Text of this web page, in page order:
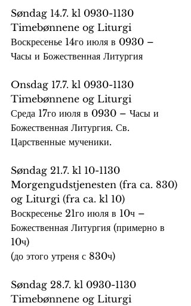
Søndag 14.7. kl 0930-1130
Timebønnene og Liturgi
Воскресенье 14го июля в 0930 –
Часы и Божественная Литургия
Onsdag 17.7. kl 0930-1130
Timebønnene og Liturgi
Среда 17го июля в 0930 – Часы и
Божественная Литургия. Св.
Царственные мученики.
Søndag 21.7. kl 10-1130
Morgengudstjenesten (fra ca. 830)
og Liturgi (fra ca. kl 10)
Воскресенье 21го июля в 10ч –
Божественная Литургия (примерно в
10ч)
(до этого утреня с 830ч)
Søndag 28.7. kl 0930-1130
Timebønnene og Liturgi